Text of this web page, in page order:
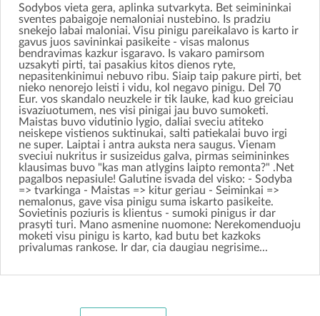
Sodybos vieta gera, aplinka sutvarkyta. Bet seimininkai
sventes pabaigoje nemaloniai nustebino. Is pradziu
snekejo labai maloniai. Visu pinigu pareikalavo is karto ir
gavus juos savininkai pasikeite - visas malonus
bendravimas kazkur isgaravo. Is vakaro pamirsom
uzsakyti pirti, tai pasakius kitos dienos ryte,
nepasitenkinimui nebuvo ribu. Siaip taip pakure pirti, bet
nieko nenorejo leisti i vidu, kol negavo pinigu. Del 70
Eur. vos skandalo neuzkele ir tik lauke, kad kuo greiciau
isvaziuotumem, nes visi pinigai jau buvo sumoketi.
Maistas buvo vidutinio lygio, daliai sveciu atiteko
neiskepe vistienos suktinukai, salti patiekalai buvo irgi
ne super. Laiptai i antra auksta nera saugus. Vienam
sveciui nukritus ir susizeidus galva, pirmas seimininkes
klausimas buvo "kas man atlygins laipto remonta?" .Net
pagalbos nepasiule! Galutine isvada del visko: - Sodyba
=> tvarkinga - Maistas => kitur geriau - Seiminkai =>
nemalonus, gave visa pinigu suma iskarto pasikeite.
Sovietinis poziuris is klientus - sumoki pinigus ir dar
prasyti turi. Mano asmenine nuomone: Nerekomenduoju
moketi visu pinigu is karto, kad butu bet kazkoks
privalumas rankose. Ir dar, cia daugiau negrisime...